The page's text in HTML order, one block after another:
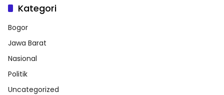
Kategori
Bogor
Jawa Barat
Nasional
Politik
Uncategorized